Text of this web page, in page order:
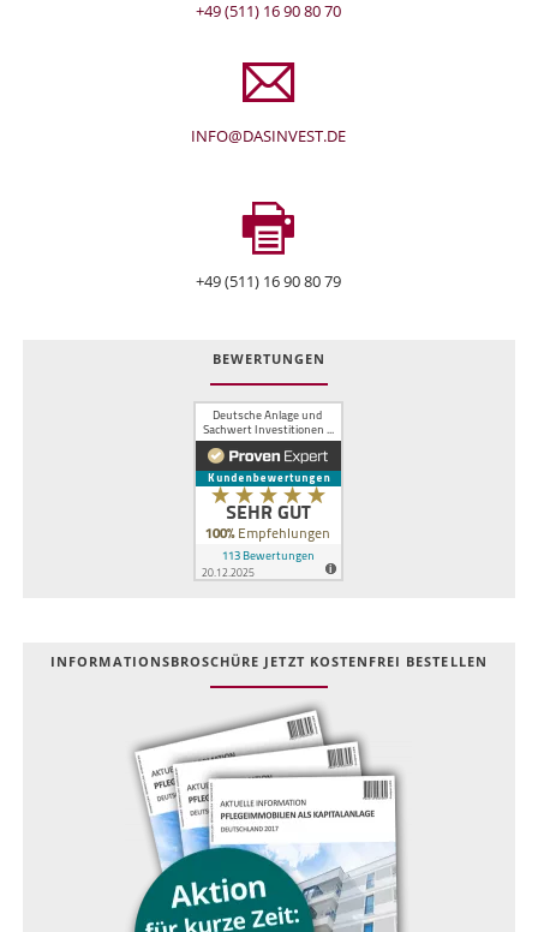
+49 (511) 16 90 80 70
INFO@DASINVEST.DE
+49 (511) 16 90 80 79
BEWERTUNGEN
INFOR­MATIONS­BROSCHÜRE JETZT KOSTEN­FREI BESTELLEN